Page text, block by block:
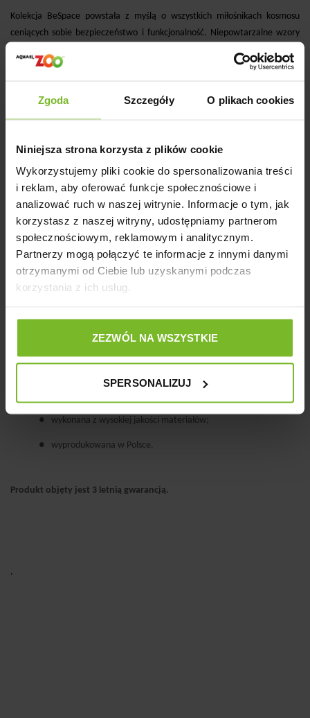
Zgoda Szczegóły O plikach cookies
Niniejsza strona korzysta z plików cookie
Wykorzystujemy pliki cookie do spersonalizowania treści
i reklam, aby oferować funkcje społecznościowe i
analizować ruch w naszej witrynie. Informacje o tym, jak
korzystasz z naszej witryny, udostępniamy partnerom
społecznościowym, reklamowym i analitycznym.
Partnerzy mogą połączyć te informacje z innymi danymi
otrzymanymi od Ciebie lub uzyskanymi podczas
korzystania z ich usług.
ZEZWÓL NA WSZYSTKIE
SPERSONALIZUJ
Kolekcja BeSpace powstała z myślą o wszystkich miłośnikach kosmosu
ceniących sobie bezpieczeństwo i funkcjonalność. Niepowtarzalne wzory
na temat galaktycznych podróży oraz pozaziemskich zjawisk. Odblaskowe
postawiono przede wszystkim na bezpieczeństwo i komfort użytkowania
użytkowanie.
Zalety Torebki na worki BeSpace:
● niepowtarzalne i trwałe wzory w żywych kolorach;
czarne okucia;
● pierwsza drukowana taśma z odblaskami;
odblaskowa nić zwiększająca widoczność po zmroku;
● poręczna;
● wykonana z wysokiej jakości materiałów;
● wyprodukowana w Polsce.
Produkt objęty jest 3 letnią gwarancją.
.